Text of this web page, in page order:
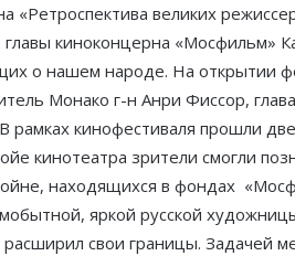
«Ретроспектива великих
киноконцерна «Мосфильм»
о нашем народе. На открытии
Монако г-н Анри Фиссор,
кинофестиваля прошли
кинотеатра зрители смогли
находящихся в фондах
яркой русской
свои границы. Задачей